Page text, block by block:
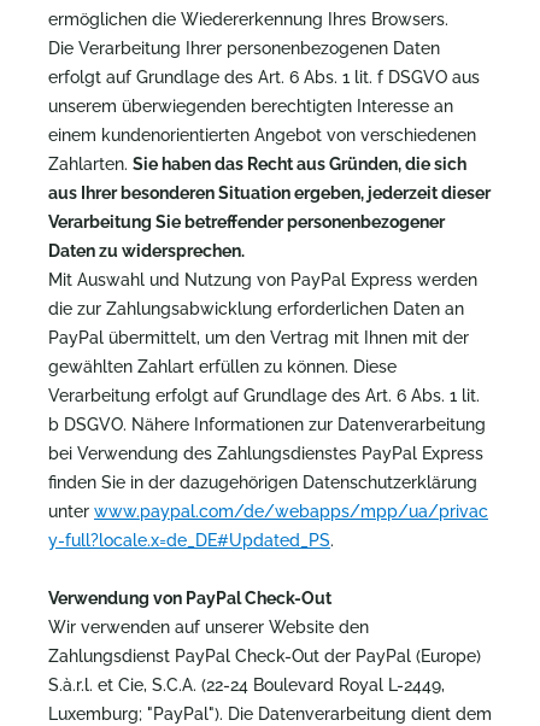
ermöglichen die Wiedererkennung Ihres Browsers.
Die Verarbeitung Ihrer personenbezogenen Daten
erfolgt auf Grundlage des Art. 6 Abs. 1 lit. f DSGVO aus
unserem überwiegenden berechtigten Interesse an
einem kundenorientierten Angebot von verschiedenen
Zahlarten. Sie haben das Recht aus Gründen, die sich
aus Ihrer besonderen Situation ergeben, jederzeit dieser
Verarbeitung Sie betreffender personenbezogener
Daten zu widersprechen.
Mit Auswahl und Nutzung von PayPal Express werden
die zur Zahlungsabwicklung erforderlichen Daten an
PayPal übermittelt, um den Vertrag mit Ihnen mit der
gewählten Zahlart erfüllen zu können. Diese
Verarbeitung erfolgt auf Grundlage des Art. 6 Abs. 1 lit.
b DSGVO. Nähere Informationen zur Datenverarbeitung
bei Verwendung des Zahlungsdienstes PayPal Express
finden Sie in der dazugehörigen Datenschutzerklärung
unter www.paypal.com/de/webapps/mpp/ua/privac
y-full?locale.x=de_DE#Updated_PS.
Verwendung von PayPal Check-Out
Wir verwenden auf unserer Website den
Zahlungsdienst PayPal Check-Out der PayPal (Europe)
S.à.r.l. et Cie, S.C.A. (22-24 Boulevard Royal L-2449,
Luxemburg; "PayPal"). Die Datenverarbeitung dient dem